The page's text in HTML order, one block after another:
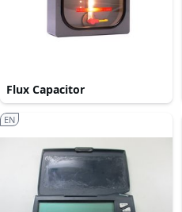
Flux Capacitor
EN